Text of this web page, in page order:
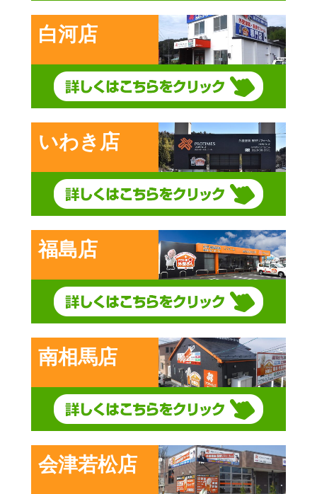
白河店
いわき店
福島店
南相馬店
会津若松店